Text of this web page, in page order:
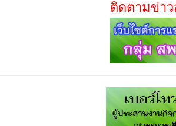
ติดตามข่า